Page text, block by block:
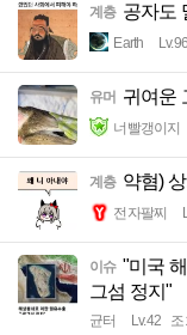
계층 공자도
Earth Lv.96
유머 귀여운
너빨갱이지
계층 약혐)
전자팔찌
이슈 "미국
그섬 정지"
균터 Lv.42 조